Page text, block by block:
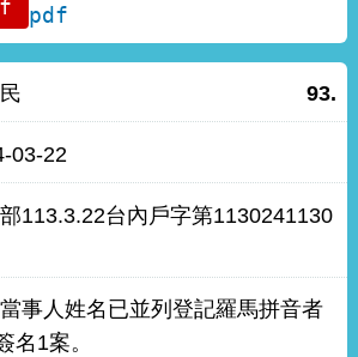
pdf
93.
03-22
113.3.22台內戶字第1130241130
事人姓名已並列登記羅馬拼音者
名1案。